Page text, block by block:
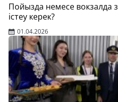
Пойызда немесе вокзалда
істеу керек?
01.04.2026